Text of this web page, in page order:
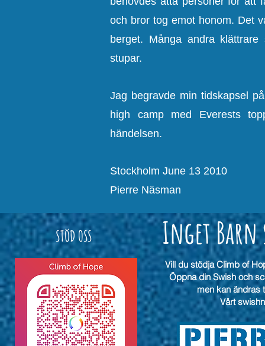
och bror tog emot honom. Det
berget. Många andra
stupar.
Jag begravde min tidskapsel
high camp med Everests
händelsen.
Stockholm June 13 2010
Pierre Näsman
Inget Barn
STÖD OSS
Vill du stödja Climb of
Öppna din Swish och
men kan ändras
Vårt